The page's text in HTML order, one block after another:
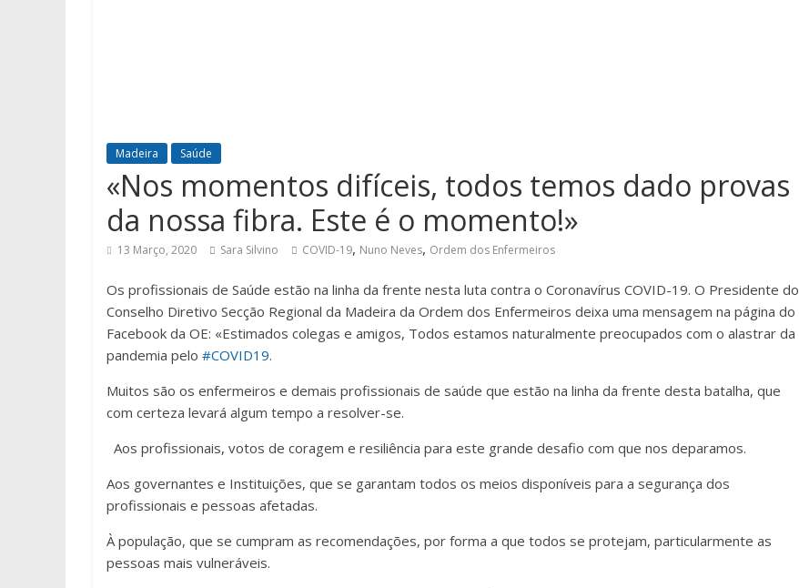
Madeira Saúde
«Nos momentos difíceis, todos temos dado provas
da nossa fibra. Este é o momento!»
13 Março, 2020 Sara Silvino COVID-19, Nuno Neves, Ordem dos Enfermeiros
Os profissionais de Saúde estão na linha da frente nesta luta contra o Coronavírus COVID-19. O Presidente do
Conselho Diretivo Secção Regional da Madeira da Ordem dos Enfermeiros deixa uma mensagem na página do
Facebook da OE: «Estimados colegas e amigos, Todos estamos naturalmente preocupados com o alastrar da
pandemia pelo #COVID19.
Muitos são os enfermeiros e demais profissionais de saúde que estão na linha da frente desta batalha, que
com certeza levará algum tempo a resolver-se.
Aos profissionais, votos de coragem e resiliência para este grande desafio com que nos deparamos.
Aos governantes e Instituições, que se garantam todos os meios disponíveis para a segurança dos
profissionais e pessoas afetadas.
À população, que se cumpram as recomendações, por forma a que todos se protejam, particularmente as
pessoas mais vulneráveis.